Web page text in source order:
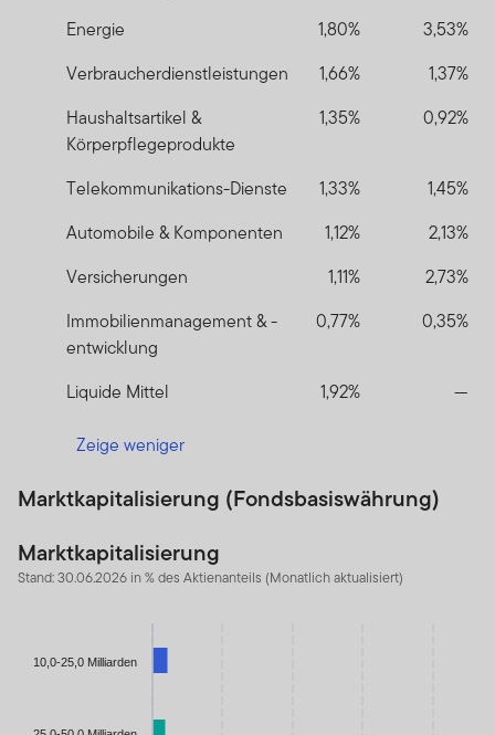
Energie 1,80%
3,53%
Verbraucherdienstleistungen
1,66%
1,37%
Haushaltsartikel &
Körperpflegeprodukte
1,35% 0,92%
Telekommunikations-Dienste 1,33%
1,45%
Automobile & Komponenten
1,12%
2,13%
Versicherungen
1,11%
2,73%
Immobilienmanagement & -
entwicklung
0,77% 0,35%
Liquide Mittel 1,92% —
Zeige weniger
Marktkapitalisierung (Fondsbasiswährung)
Marktkapitalisierung
Stand: 30.06.2026 in % des Aktienanteils (Monatlich aktualisiert)
Bar chart with 3 bars.
10,0-25,0 Milliarden